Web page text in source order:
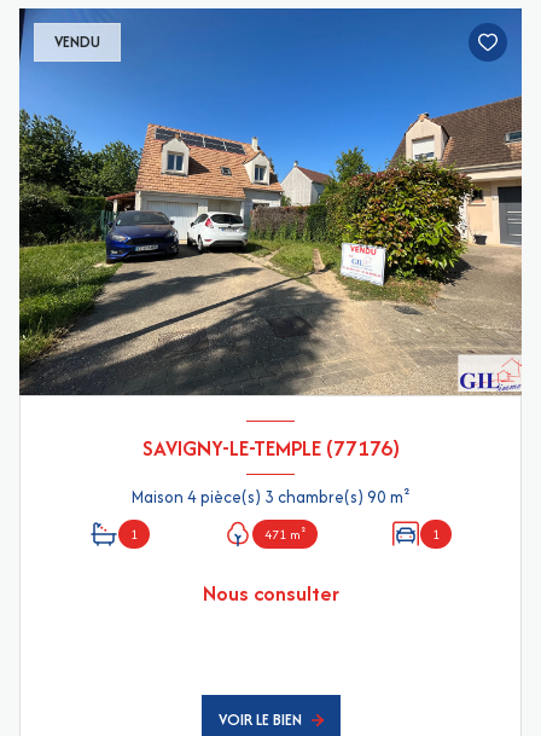
VENDU
SAVIGNY-LE-TEMPLE (77176)
Maison 4 pièce(s) 3 chambre(s) 90 m²
1 471 m² 1
Nous consulter
VOIR LE BIEN